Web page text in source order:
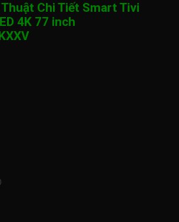
Chi Tiết Smart Tivi
4K 77 inch